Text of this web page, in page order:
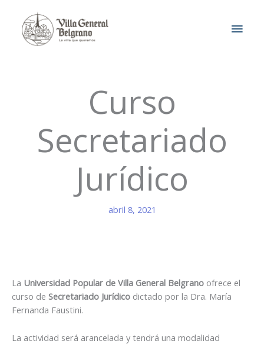
contenido
Curso
Secretariado
Jurídico
abril 8, 2021
La Universidad Popular de Villa General Belgrano ofrece el
curso de Secretariado Jurídico dictado por la Dra. María
Fernanda Faustini.
La actividad será arancelada y tendrá una modalidad